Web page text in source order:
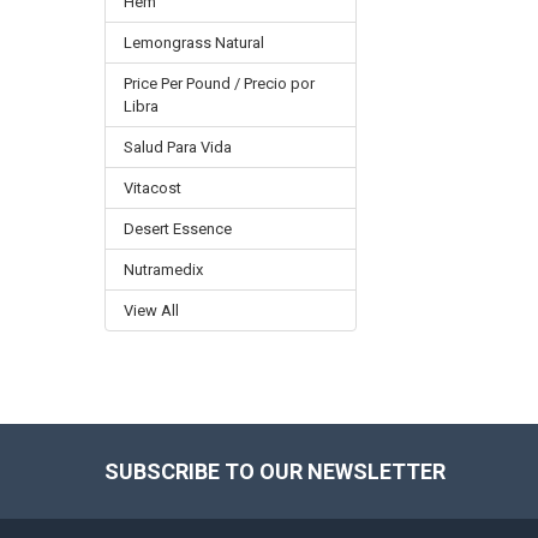
Lemongrass Natural
Price Per Pound / Precio por
Libra
Salud Para Vida
Vitacost
Desert Essence
Nutramedix
View All
SUBSCRIBE TO OUR NEWSLETTER